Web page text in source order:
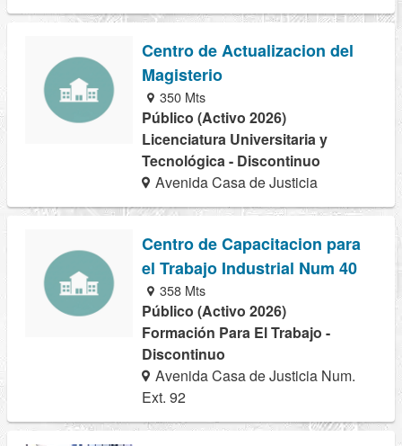
Centro de Actualizacion del
Magisterio
350 Mts
Público (Activo 2026)
Licenciatura Universitaria y
Tecnológica - Discontinuo
Avenida Casa de Justicia
Centro de Capacitacion para
el Trabajo Industrial Num 40
358 Mts
Público (Activo 2026)
Formación Para El Trabajo -
Discontinuo
Avenida Casa de Justicia Num.
Ext. 92